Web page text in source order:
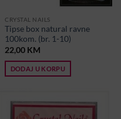
CRYSTAL NAILS
Tipse box natural ravne
100kom. (br. 1-10)
22,00 KM
DODAJ U KORPU